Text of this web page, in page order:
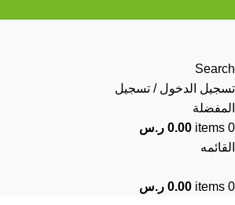
Search
تسجيل الدخول / تسجيل
المفضلة
0
items
0.00 ر.س
القائمه
0
items
0.00 ر.س